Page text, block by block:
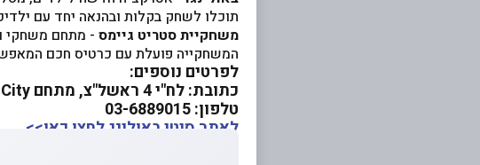
תוכלו לשחק בקלות ובהנאה יחד עם
משחקיית סטריט גיימס - מתחם משחקי
המשחקייה פועלת עם כרטיס חכם
לפרטים נוספים:
כתובת: לח"י 4 ראשל"צ, מתחם G City, קומה 1
טלפון: 03-6889015
לאתר סיטי באולינג לחצו כאן>>